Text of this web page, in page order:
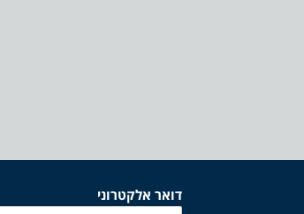
דואר אלקטרוני